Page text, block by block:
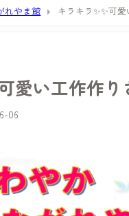
れやま館 キラキラ✨✨可
愛い工作作
06